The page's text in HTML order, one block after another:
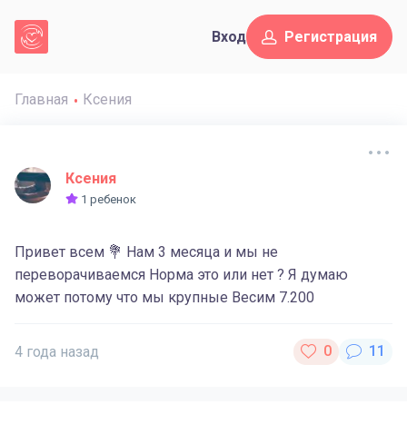
Вход Регистрация
Главная Ксения
Ксения
1 ребенок
Привет всем 💐 Нам 3 месяца и мы не
переворачиваемся Норма это или нет ? Я думаю
может потому что мы крупные Весим 7.200
4 года назад